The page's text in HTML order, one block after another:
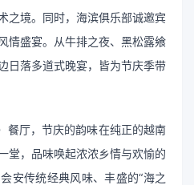
之境。同时，海滨俱乐部诚邀宾
情盛宴。从牛排之夜、黑松露飨
日落多道式晚宴，皆为节庆季带
餐厅，节庆的韵味在纯正的越南
堂，品味唤起浓浓乡情与欢愉的
安传统经典风味、丰盛的“海之